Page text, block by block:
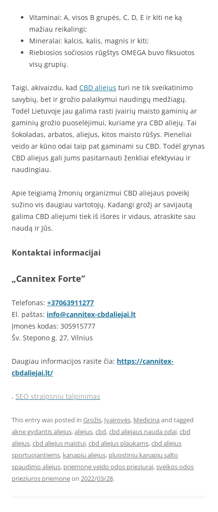
Vitaminai: A, visos B grupės, C, D, E ir kiti ne ką
mažiau reikalingi;
Mineralai: kalcis, kalis, magnis ir kiti;
Riebiosios sočiosios rūgštys OMEGA buvo fiksuotos
visų grupių.
Taigi, akivaizdu, kad CBD aliejus turi ne tik sveikatinimo
savybių, bet ir grožio palaikymui naudingų medžiagų.
Todėl Lietuvoje jau galima rasti įvairių maisto gaminių ar
gaminių grožio puoselėjimui, kuriame yra CBD aliejų. Tai
šokoladas, arbatos, aliejus, kitos maisto rūšys. Pieneliai
veido ar kūno odai taip pat gaminami su CBD. Todėl grynas
CBD aliejus gali Jums pasitarnauti ženkliai efektyviau ir
naudingiau.
Apie teigiamą žmonių organizmui CBD aliejaus poveikį
sužino vis daugiau vartotojų. Kadangi grožį ar savijautą
galima CBD aliejumi tiek iš išorės ir vidaus, atraskite sau
naudą ir Jūs.
Kontaktai informacijai
„Cannitex Forte“
Telefonas: +37063911277
El. paštas: info@cannitex-cbdaliejai.lt
Įmonės kodas: 305915777
Šv. Stepono g. 27, Vilnius
Daugiau informacijos rasite čia: https://cannitex-
cbdaliejai.lt/
. SEO straipsniu talpinimas
This entry was posted in Grožis, Įvairovės, Medicina and tagged
akne gydantis aliejus,aliejus,cbd,cbd aliejaus nauda odai,cbd
aliejus,cbd aliejus maistui,cbd aliejus plaukams,cbd aliejus
sportuojantiems, kanapiu aliejus, pluostiniu kanapiu salto
spaudimo aliejus, priemone veido odos prieziurai,sveikos odos
prieziuros priemoneon 2022/03/28.